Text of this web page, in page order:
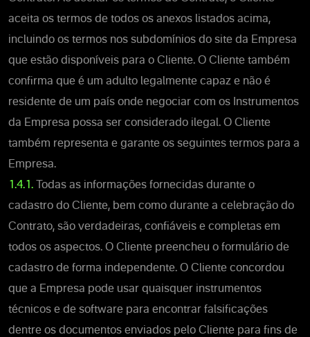
aceita os termos de todos os anexos listados acima,
incluindo os termos nos subdomínios do site da Empresa
que estão disponíveis para o Cliente. O Cliente também
confirma que é um adulto legalmente capaz e não é
residente de um país onde negociar com os Instrumentos
da Empresa possa ser considerado ilegal. O Cliente
também representa e garante os seguintes termos para a
Empresa.
1.4.1. Todas as informações fornecidas durante o
cadastro do Cliente, bem como durante a celebração do
Contrato, são verdadeiras, confiáveis e completas em
todos os aspectos. O Cliente preencheu o formulário de
cadastro de forma independente. O Cliente concordou
que a Empresa pode usar quaisquer instrumentos
técnicos e de software para encontrar falsificações
dentre os documentos enviados pelo Cliente para fins de